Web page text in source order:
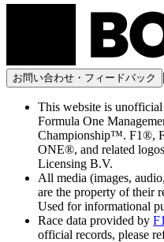
お問い合わせ・フィードバック |
This website is
Formula One
Championship™. F1®,
ONE®, and related
Licensing B.V.
All media (images,
are the property of their
Used for informational
Race data provided by
official records, please